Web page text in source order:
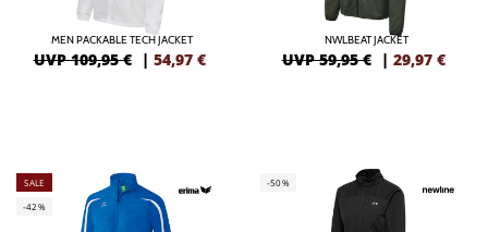
MEN PACKABLE TECH JACKET
UVP 109,95 € | 54,97 €
NWLBEAT JACKET
UVP 59,95 € | 29,97 €
SALE
-42%
-50%